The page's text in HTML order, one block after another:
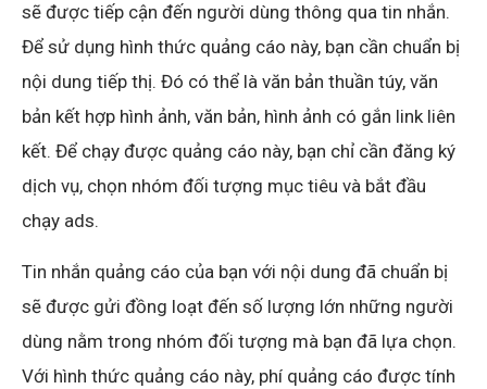
sẽ được tiếp cận đến người dùng thông qua tin nhắn.
Để sử dụng hình thức quảng cáo này, bạn cần chuẩn bị
nội dung tiếp thị. Đó có thể là văn bản thuần túy, văn
bản kết hợp hình ảnh, văn bản, hình ảnh có gắn link liên
kết. Để chạy được quảng cáo này, bạn chỉ cần đăng ký
dịch vụ, chọn nhóm đối tượng mục tiêu và bắt đầu
chạy ads.
Tin nhắn quảng cáo của bạn với nội dung đã chuẩn bị
sẽ được gửi đồng loạt đến số lượng lớn những người
dùng nằm trong nhóm đối tượng mà bạn đã lựa chọn.
Với hình thức quảng cáo này, phí quảng cáo được tính